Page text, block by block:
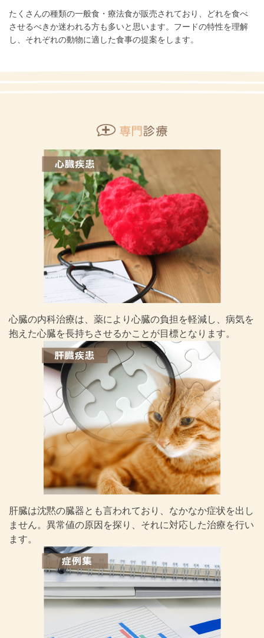
たくさんの種類の一般食・療法食が販売されており、どれを食べ
させるべきか迷われる方も多いと思います。フードの特性を理解
し、それぞれの動物に適した食事の提案をします。
心臓の内科治療は、薬により心臓の負担を軽減し、病気を
抱えた心臓を長持ちさせるかことが目標となります。
肝臓は沈黙の臓器とも言われており、なかなか症状を出し
ません。異常値の原因を探り、それに対応した治療を行い
ます。